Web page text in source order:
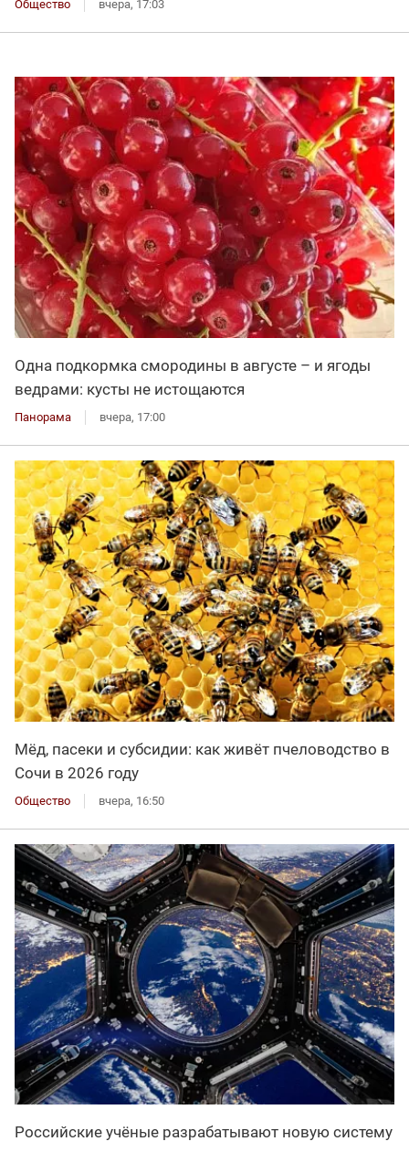
Общество вчера, 17:03
Одна подкормка смородины в августе – и ягоды
ведрами: кусты не истощаются
Панорама вчера, 17:00
Мёд, пасеки и субсидии: как живёт пчеловодство в
Сочи в 2026 году
Общество вчера, 16:50
Российские учёные разрабатывают новую систему